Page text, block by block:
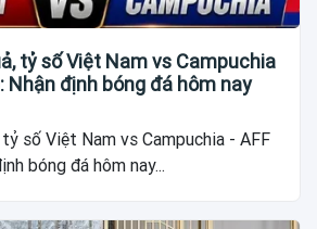
tỷ số Việt Nam vs Campuchia
Nhận định bóng đá hôm nay
số Việt Nam vs Campuchia - AFF
bóng đá hôm nay...